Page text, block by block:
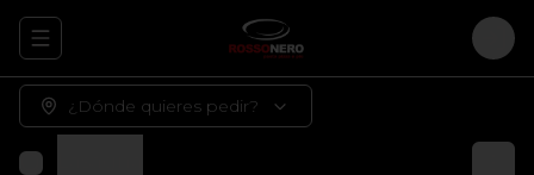
Abrir menu de navegación
¿Dónde quieres pedir?